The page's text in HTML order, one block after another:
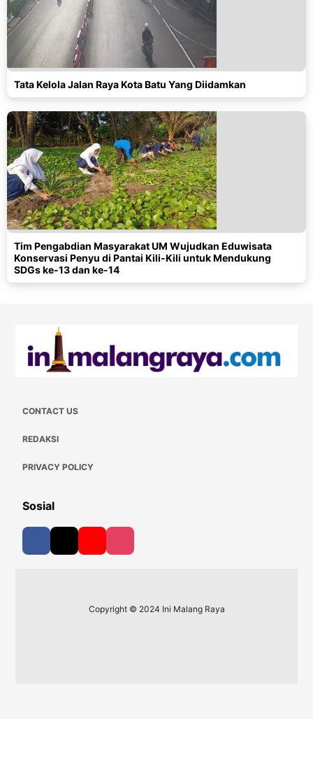
Tata Kelola Jalan Raya Kota Batu Yang Diidamkan
Tim Pengabdian Masyarakat UM Wujudkan Eduwisata
Konservasi Penyu di Pantai Kili-Kili untuk Mendukung
SDGs ke-13 dan ke-14
CONTACT US
REDAKSI
PRIVACY POLICY
Sosial
Copyright © 2024 Ini Malang Raya